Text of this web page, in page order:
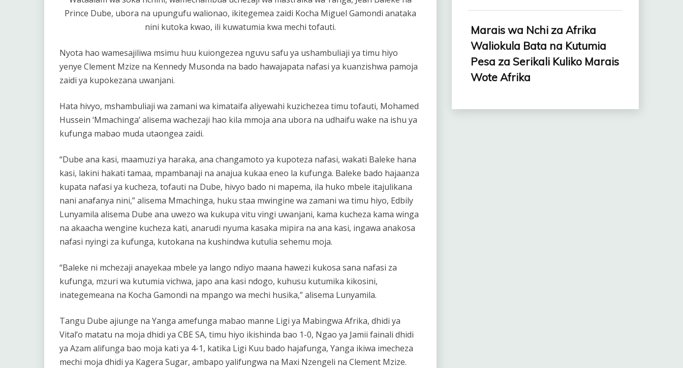
Prince Dube, ubora na upungufu walionao, ikitegemea zaidi Kocha Miguel Gamondi anataka
nini kutoka kwao, ili kuwatumia kwa mechi tofauti.
Nyota hao wamesajiliwa msimu huu kuiongezea nguvu safu ya ushambuliaji ya timu hiyo
yenye Clement Mzize na Kennedy Musonda na bado hawajapata nafasi ya kuanzishwa pamoja
zaidi ya kupokezana uwanjani.
Hata hivyo, mshambuliaji wa zamani wa kimataifa aliyewahi kuzichezea timu tofauti, Mohamed
Hussein ‘Mmachinga’ alisema wachezaji hao kila mmoja ana ubora na udhaifu wake na ishu ya
kufunga mabao muda utaongea zaidi.
“Dube ana kasi, maamuzi ya haraka, ana changamoto ya kupoteza nafasi, wakati Baleke hana
kasi, lakini hakati tamaa, mpambanaji na anajua kukaa eneo la kufunga. Baleke bado hajaanza
kupata nafasi ya kucheza, tofauti na Dube, hivyo bado ni mapema, ila huko mbele itajulikana
nani anafanya nini,” alisema Mmachinga, huku staa mwingine wa zamani wa timu hiyo, Edbily
Lunyamila alisema Dube ana uwezo wa kukupa vitu vingi uwanjani, kama kucheza kama winga
na akaacha wengine kucheza kati, anarudi nyuma kasaka mipira na ana kasi, ingawa anakosa
nafasi nyingi za kufunga, kutokana na kushindwa kutulia sehemu moja.
“Baleke ni mchezaji anayekaa mbele ya lango ndiyo maana hawezi kukosa sana nafasi za
kufunga, mzuri wa kutumia vichwa, japo ana kasi ndogo, kuhusu kutumika kikosini,
inategemeana na Kocha Gamondi na mpango wa mechi husika,” alisema Lunyamila.
Tangu Dube ajiunge na Yanga amefunga mabao manne Ligi ya Mabingwa Afrika, dhidi ya
Vital’o matatu na moja dhidi ya CBE SA, timu hiyo ikishinda bao 1-0, Ngao ya Jamii fainali dhidi
ya Azam alifunga bao moja kati ya 4-1, katika Ligi Kuu bado hajafunga, Yanga ikiwa imecheza
mechi moja dhidi ya Kagera Sugar, ambapo yalifungwa na Maxi Nzengeli na Clement Mzize.
Marais wa Nchi za Afrika
Waliokula Bata na Kutumia
Pesa za Serikali Kuliko Marais
Wote Afrika